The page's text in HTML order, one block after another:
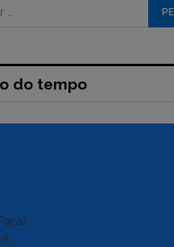
do tempo